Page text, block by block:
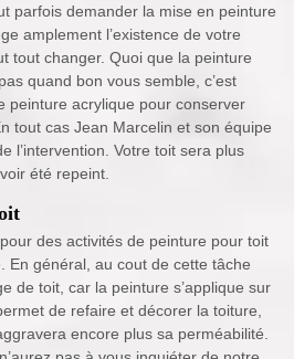
parfois demander la mise en peinture
amplement l’existence de votre
tout changer. Quoi que la peinture
quand bon vous semble, c’est
peinture acrylique pour conserver
tout cas Jean Marcelin et son équipe
l’intervention. Votre toit sera plus
été repeint.
des activités de peinture pour toit
En général, au cout de cette tâche
de toit, car la peinture s’applique sur
de refaire et décorer la toiture,
encore plus sa perméabilité.